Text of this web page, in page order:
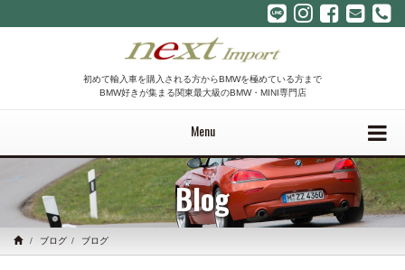
初めて輸入車を購入される方からBMWを極めている方まで
BMW好きが集まる関東最大級のBMW・MINI専門店
Menu
Blog
ブログ ブログ